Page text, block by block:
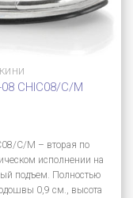
CHIC08/C/M
C/M – вторая по
исполнении на
подъем. Полностью
0,9 см., высота